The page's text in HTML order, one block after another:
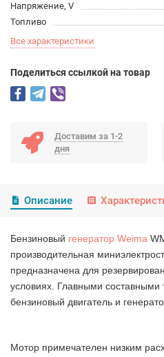
Напряжение, V
Топливо
Все характеристики
Поделиться ссылкой на товар
Доставим за 1-2
дня
Описание
Бензиновый генератор Weima
производительная
предназначена для
условиях. Главными составными
бензиновый двигатель и
Мотор примечателен низким